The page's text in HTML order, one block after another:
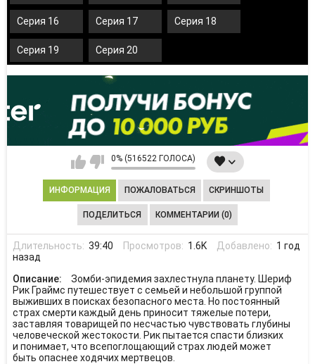
Серия 16 Серия 17 Серия 18
Серия 19 Серия 20
0% (516522 ГОЛОСА)
ИНФОРМАЦИЯ ПОЖАЛОВАТЬСЯ СКРИНШОТЫ
ПОДЕЛИТЬСЯ КОММЕНТАРИИ (0)
Длительность: 39:40 Просмотров: 1.6K Добавлено: 1 год
назад
Описание:
Зомби-эпидемия захлестнула планету. Шериф
Рик Граймс путешествует с семьей и небольшой группой
выживших в поисках безопасного места. Но постоянный
страх смерти каждый день приносит тяжелые потери,
заставляя товарищей по несчастью чувствовать глубины
человеческой жестокости. Рик пытается спасти близких
и понимает, что всепоглощающий страх людей может
быть опаснее ходячих мертвецов.